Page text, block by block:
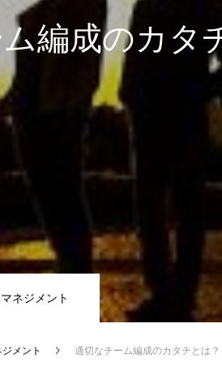
編成のカタ
マネジメント
ジメント 適切なチーム編成のカタチとは？